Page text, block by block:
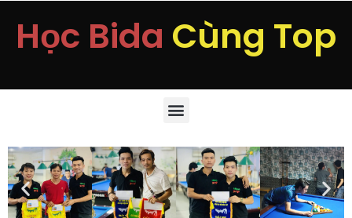
Học Bida Cùng Top